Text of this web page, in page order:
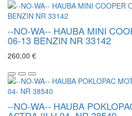
--NO-WA-- HAUBA MINI
06-13 BENZIN NR 33142
260,00 €
--NO-WA-- HAUBA